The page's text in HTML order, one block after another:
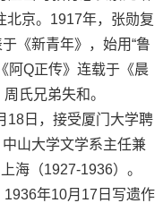
北京。1917年，张勋复
《新青年》，始用“鲁
阿Q正传》连载于《晨
氏兄弟失和。
日，接受厦门大学聘
山大学文学系主任兼
海（1927-1936）。
年10月17日写遗作